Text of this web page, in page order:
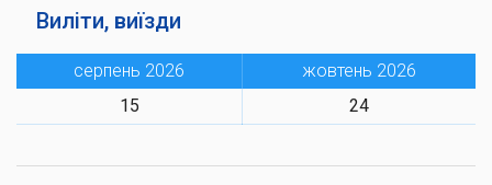
Виліти, виїзди
серпень 2026
жовтень 2026
15
24